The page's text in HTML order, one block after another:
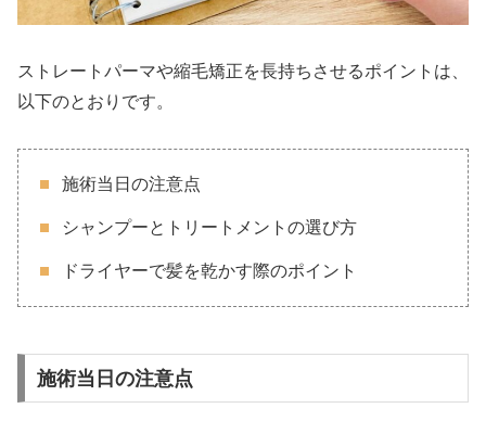
ストレートパーマや縮毛矯正を長持ちさせるポイントは、
以下のとおりです。
施術当日の注意点
シャンプーとトリートメントの選び方
ドライヤーで髪を乾かす際のポイント
施術当日の注意点